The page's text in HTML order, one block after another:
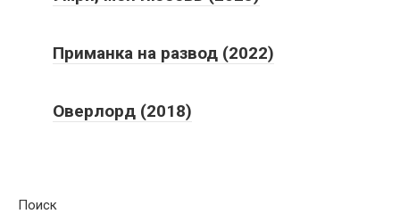
Приманка на развод (2022)
Оверлорд (2018)
Поиск